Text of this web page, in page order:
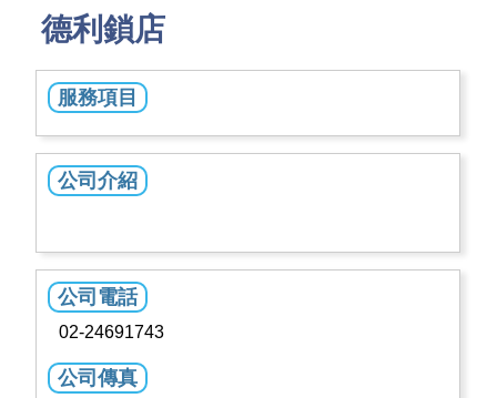
德利鎖店
服務項目
公司介紹
公司電話
02-24691743
公司傳真